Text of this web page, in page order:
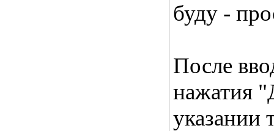
буду -
После
нажатия
указании